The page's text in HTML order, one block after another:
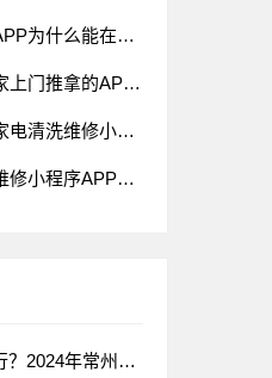
时间内，发展这么快呢？
公众号系统需要多少钱？
源码软件系统，应该具备
件系统有没有前景？成都小
州初中升学率排名